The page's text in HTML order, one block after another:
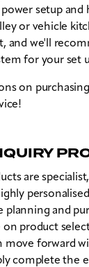
power setup and
or vehicle
and we'll
for your set
on
are
planning and
on product
move forward
complete the